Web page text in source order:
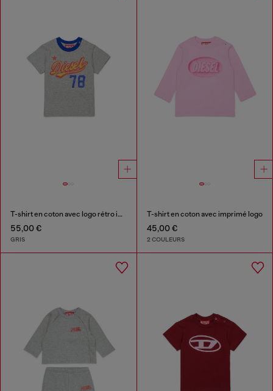
T-shirt en coton avec logo rétro imprimé
55,00 €
GRIS
T-shirt en coton avec imprimé logo
45,00 €
2 COULEURS